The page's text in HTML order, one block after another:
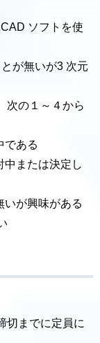
ソフトを使
が無いが3 次元
次の１～４から
ある
または決定し
が興味がある
切までに定員に